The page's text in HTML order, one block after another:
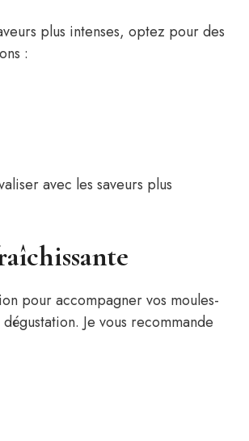
plus intenses, optez pour des
:
avec les saveurs plus
pour accompagner vos moules-
Je vous recommande